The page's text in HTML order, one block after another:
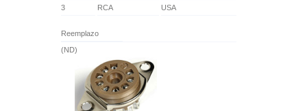
3
RCA USA
Reemplazo
(ND)